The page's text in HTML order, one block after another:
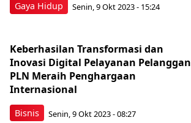
Gaya Hidup Senin, 9 Okt 2023 - 15:24
Bisnis
Keberhasilan Transformasi dan
Inovasi Digital Pelayanan Pelanggan
PLN Meraih Penghargaan
Internasional
Senin, 9 Okt 2023 - 08:27